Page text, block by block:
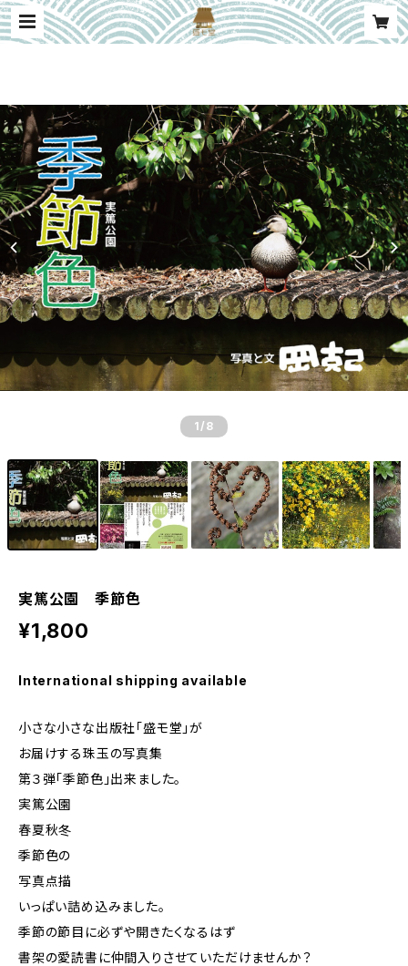
1 /8
実篤公園 季節色
¥1,800
International shipping available
小さな小さな出版社「盛モ堂」が
お届けする珠玉の写真集
第３弾「季節色」出来ました。
実篤公園
春夏秋冬
季節色の
写真点描
いっぱい詰め込みました。
季節の節目に必ずや開きたくなるはず
書架の愛読書に仲間入りさせていただけませんか？